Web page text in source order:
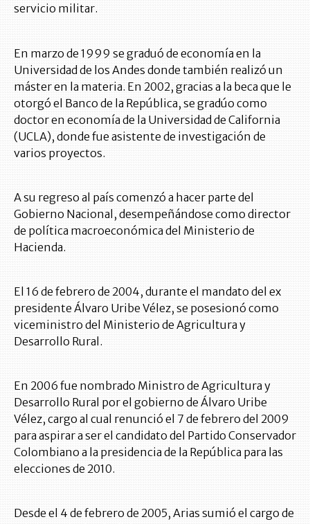
servicio militar.
En marzo de 1999 se graduó de economía en la
Universidad de los Andes donde también realizó un
máster en la materia. En 2002, gracias a la beca que le
otorgó el Banco de la República, se gradúo como
doctor en economía de la Universidad de California
(UCLA), donde fue asistente de investigación de
varios proyectos.
A su regreso al país comenzó a hacer parte del
Gobierno Nacional, desempeñándose como director
de política macroeconómica del Ministerio de
Hacienda.
El 16 de febrero de 2004, durante el mandato del ex
presidente Álvaro Uribe Vélez, se posesionó como
viceministro del Ministerio de Agricultura y
Desarrollo Rural.
En 2006 fue nombrado Ministro de Agricultura y
Desarrollo Rural por el gobierno de Álvaro Uribe
Vélez, cargo al cual renunció el 7 de febrero del 2009
para aspirar a ser el candidato del Partido Conservador
Colombiano a la presidencia de la República para las
elecciones de 2010.
Desde el 4 de febrero de 2005, Arias sumió el cargo de